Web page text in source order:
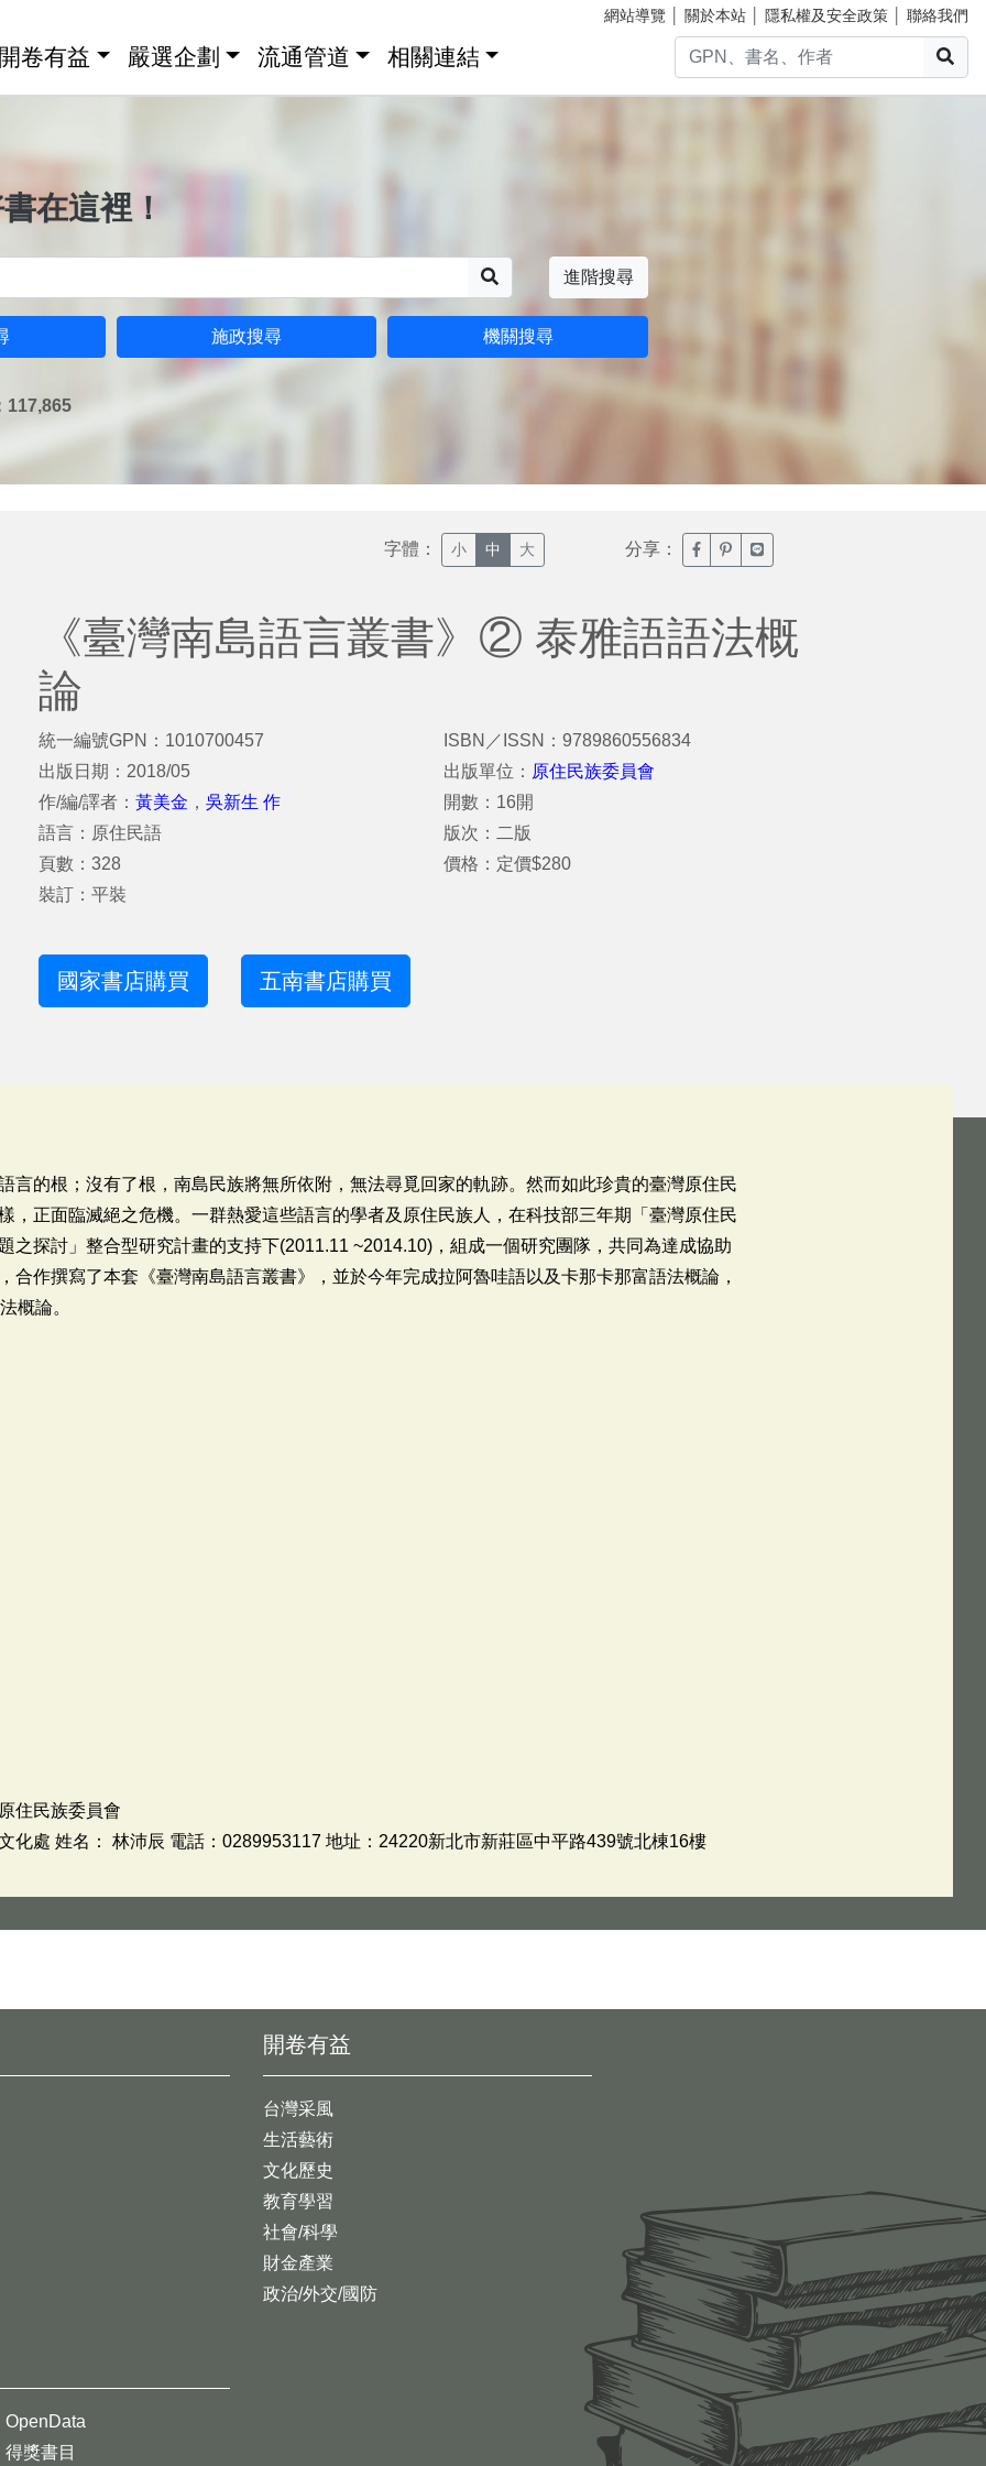
網站導覽 關於本站 隱私權及安全政策 聯絡我們
卷有益 嚴選企劃 流通管道 相關連結
在這裡！
進階搜尋
施政搜尋 機關搜尋
117,865
字體： 小 中 大 分享： 臉書分享(另開新視窗)
噗浪分享(另開新視窗)
Line分享(另開新視窗)
《臺灣南島語言叢書》② 泰雅語語法概
論
統一編號GPN：1010700457
出版日期：2018/05
作/編/譯者： 黃美金 ， 吳新生 作
語言：原住民語
頁數：328
裝訂：平裝
ISBN／ISSN：9789860556834
出版單位： 原住民族委員會
開數：16開
版次：二版
價格：定價$280
國家書店購買 五南書店購買
言的根；沒有了根，南島民族將無所依附，無法尋覓回家的軌跡。然而如此珍貴的臺灣原住民
，正面臨滅絕之危機。一群熱愛這些語言的學者及原住民族人，在科技部三年期「臺灣原住民
之探討」整合型研究計畫的支持下(2011.11 ~2014.10)，組成一個研究團隊，共同為達成協助
合作撰寫了本套《臺灣南島語言叢書》，並於今年完成拉阿魯哇語以及卡那卡那富語法概論，
概論。
住民族委員會
化處 姓名： 林沛辰 電話：0289953117 地址：24220新北市新莊區中平路439號北棟16樓
開卷有益
台灣采風
生活藝術
文化歷史
教育學習
社會/科學
財金產業
政治/外交/國防
OpenData
得獎書目